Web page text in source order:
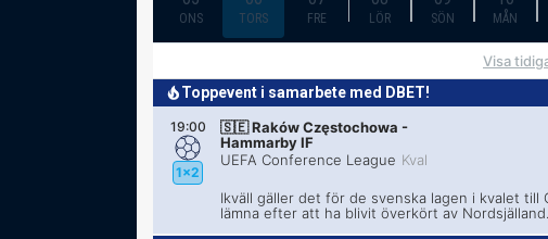
ONS TORS FRE LÖR SÖN MÅN
Visa
Toppevent i samarbete med DBET!
19:00
1x2
🇸🇪Raków Częstochowa -
Hammarby IF
UEFA Conference League Kval
Ikväll gäller det för de svenska lagen i kvalet till
lämna efter att ha blivit överkört av Nordsjälland.